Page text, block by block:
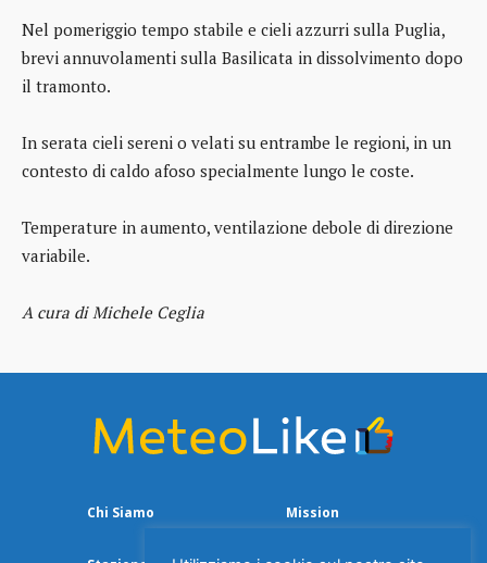
Nel pomeriggio tempo stabile e cieli azzurri sulla Puglia,
brevi annuvolamenti sulla Basilicata in dissolvimento dopo
il tramonto.
In serata cieli sereni o velati su entrambe le regioni, in un
contesto di caldo afoso specialmente lungo le coste.
Temperature in aumento, ventilazione debole di direzione
variabile.
A cura di Michele Ceglia
Chi Siamo Mission